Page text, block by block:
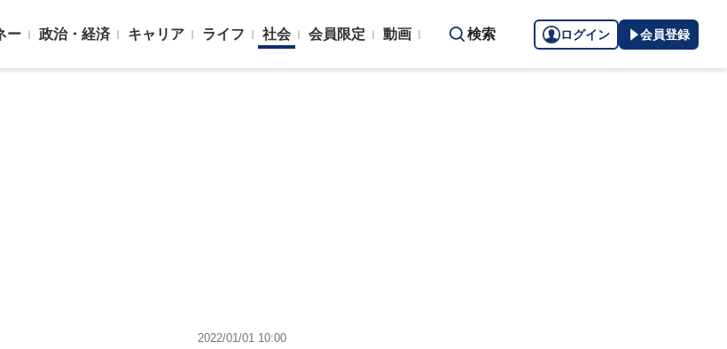
ー 政治・経済 キャリア ライフ 社会 会員限定 動画 検索 ログイン 会員登録
2022/01/01 10:00